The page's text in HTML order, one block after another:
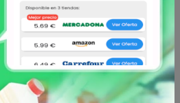
Agua de colonia no 1
Floriental afrutado para
mujer Caravan
desde
10.65 €